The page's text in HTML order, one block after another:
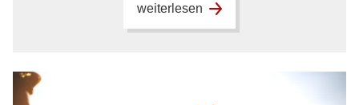
weiterlesen